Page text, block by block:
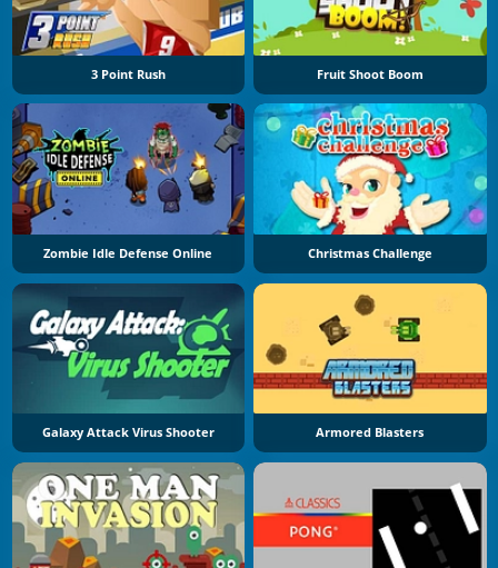
3 Point Rush Fruit Shoot Boom
Zombie Idle Defense Online Christmas Challenge
Galaxy Attack Virus Shooter Armored Blasters